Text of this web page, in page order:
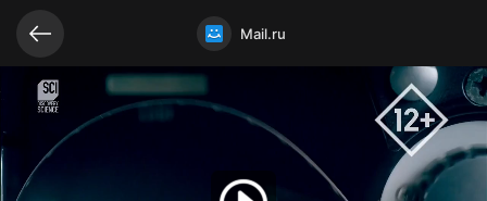
Видео открыто Mail.ru